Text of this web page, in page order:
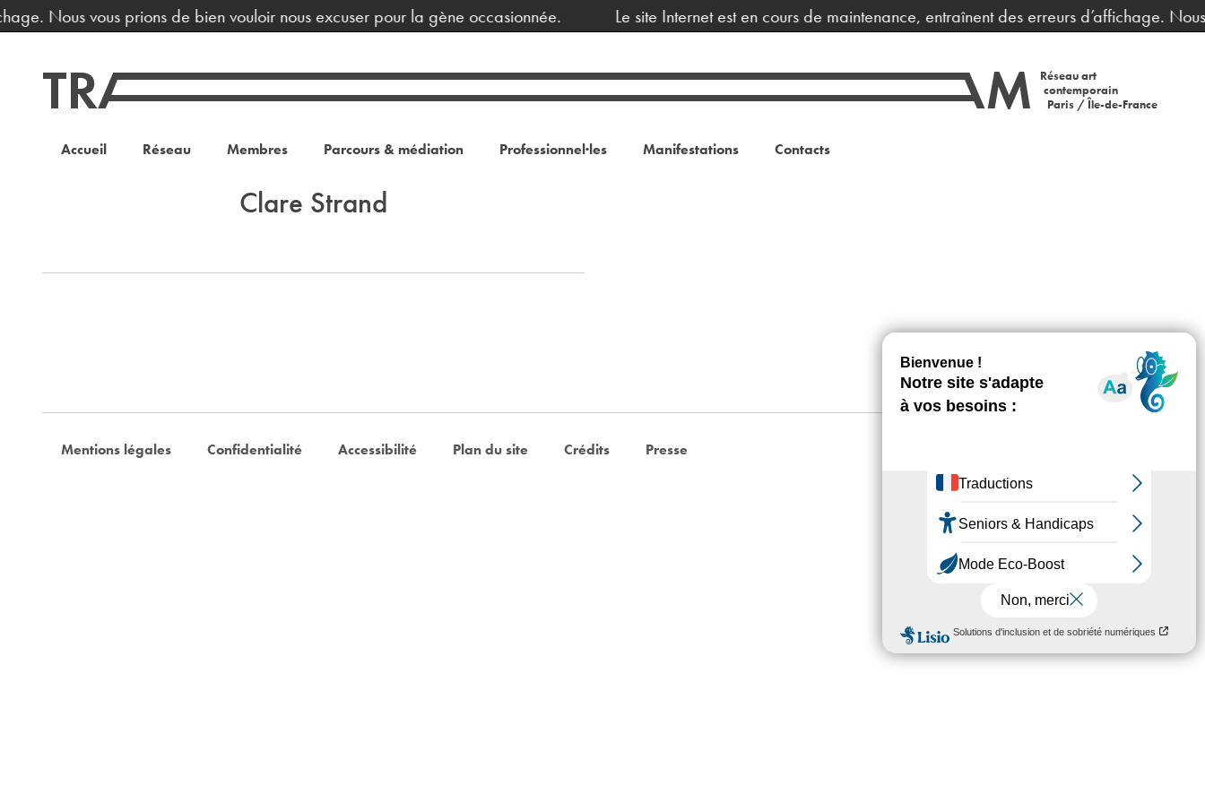
Nous vous prions de bien vouloir nous excuser pour la gène occasionnée. Le site Internet est en cours de maintenance, entraînent des erreurs d’affichage.
Réseau art
contemporain
Paris / Île-de-France
Accueil Réseau Membres Parcours & médiation Professionnel·les Manifestations Contacts
Clare Strand
Mentions légales Confidentialité Accessibilité Plan du site Crédits Presse